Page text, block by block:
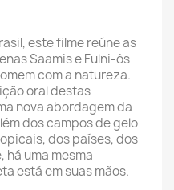
este filme reúne as
Saamis e Fulni-ôs
com a natureza.
oral destas
nova abordagem da
dos campos de gelo
dos países, dos
há uma mesma
está em suas mãos.